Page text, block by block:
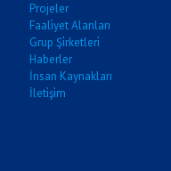
Projeler
Faali̇yet Alanları
Grup Şi̇rketleri̇
Haberler
İnsan Kaynakları
İleti̇şi̇m